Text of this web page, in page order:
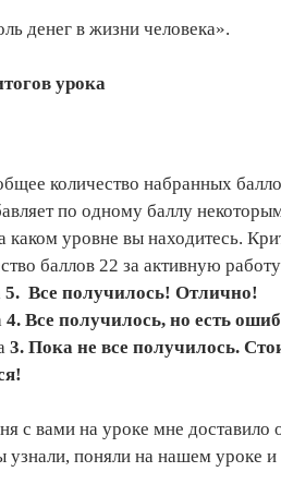
денег в жизни человека».
урока
количество набранных
по одному баллу
каком уровне вы находитесь.
баллов 22 за активную
5. Все получилось! Отлично!
4. Все получилось, но есть
3. Пока не все получилось.
с вами на уроке мне
узнали, поняли на нашем уроке